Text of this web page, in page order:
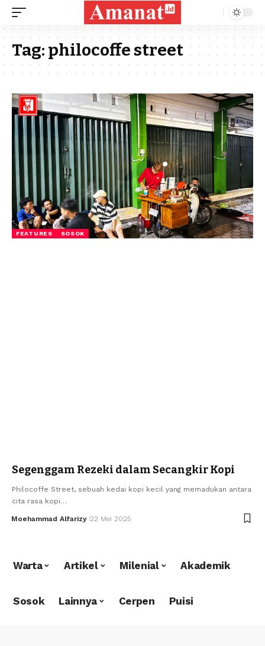
Tag:philocoffe street
FEATURES SOSOK
Segenggam Rezeki dalam Secangkir Kopi
Philocoffe Street, sebuah kedai kopi kecil yang memadukan antara
cita rasa kopi…
Moehammad Alfarizy 22 Mei 2025
Warta Artikel Milenial Akademik
Sosok Lainnya Cerpen Puisi